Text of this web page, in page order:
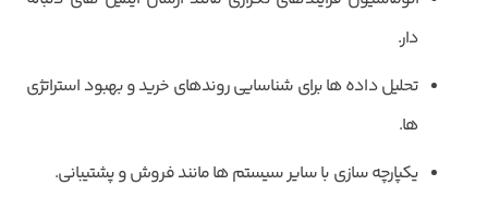
دار.
تحلیل داده ها برای شناسایی روندهای خرید و بهبود استراتژی
ها.
یکپارچه سازی با سایر سیستم ها مانند فروش و پشتیبانی.